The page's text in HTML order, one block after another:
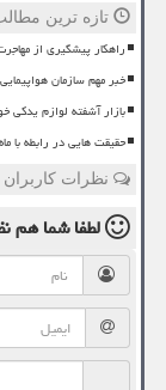
تازه ترین
راهکار پیشگیری از
خبر مهم سازمان
بازار آشفته لوازم یدکی
حقیقت هایی در رابطه با ماه توت فرنگی
نظرات
لطفا شما هم